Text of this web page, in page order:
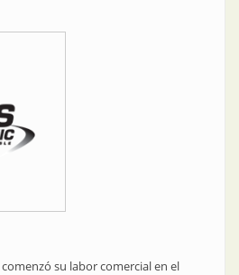
comenzó su labor comercial en el